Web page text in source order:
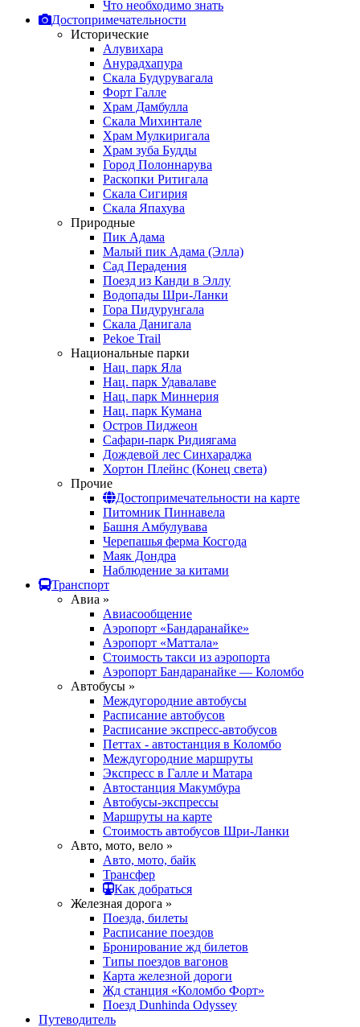
Что необходимо знать
Достопримечательности
Исторические
Алувихара
Анурадхапура
Скала Будурувагала
Форт Галле
Храм Дамбулла
Скала Михинтале
Храм Мулкиригала
Храм зуба Будды
Город Полоннарува
Раскопки Ритигала
Скала Сигирия
Скала Япахува
Природные
Пик Адама
Малый пик Адама (Элла)
Сад Перадения
Поезд из Канди в Эллу
Водопады Шри-Ланки
Гора Пидурунгала
Скала Данигала
Pekoe Trail
Национальные парки
Нац. парк Яла
Нац. парк Удавалаве
Нац. парк Миннерия
Нац. парк Кумана
Остров Пиджеон
Сафари-парк Ридиягама
Дождевой лес Синхараджа
Хортон Плейнс (Конец света)
Прочие
Достопримечательности на карте
Питомник Пиннавела
Башня Амбулувава
Черепашья ферма Косгода
Маяк Дондра
Наблюдение за китами
Транспорт
Авиа »
Авиасообщение
Аэропорт «Бандаранайке»
Аэропорт «Маттала»
Стоимость такси из аэропорта
Аэропорт Бандаранайке — Коломбо
Автобусы »
Междугородние автобусы
Расписание автобусов
Расписание экспресс-автобусов
Петтах - автостанция в Коломбо
Междугородние маршруты
Экспресс в Галле и Матара
Автостанция Макумбура
Автобусы-экспрессы
Маршруты на карте
Стоимость автобусов Шри-Ланки
Авто, мото, вело »
Авто, мото, байк
Трансфер
Как добраться
Железная дорога »
Поезда, билеты
Расписание поездов
Бронирование жд билетов
Типы поездов вагонов
Карта железной дороги
Жд станция «Коломбо Форт»
Поезд Dunhinda Odyssey
Путеводитель